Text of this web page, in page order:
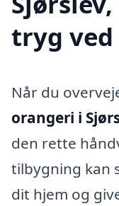
tryg ved
Når du
orangeri i
den rette
tilbygning kan
dit hjem og